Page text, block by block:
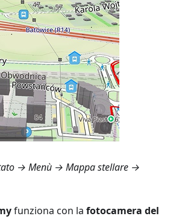
→ Menù → Mappa stellare →
funziona con la fotocamera del